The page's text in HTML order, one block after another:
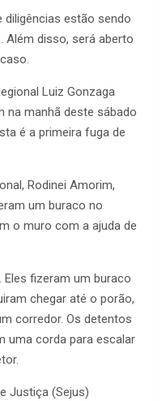
diligências estão sendo
Além disso, será aberto
Luiz Gonzaga
na manhã deste sábado
é a primeira fuga de
Rodinei Amorim,
um buraco no
o muro com a ajuda de
Eles fizeram um buraco
chegar até o porão,
corredor. Os detentos
uma corda para escalar
Justiça (Sejus)